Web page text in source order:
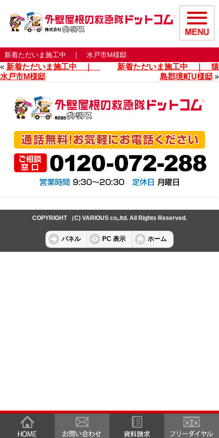
新着ただいま施工中 ｜ 水戸市M様邸
« 新着ただいま施工中 ｜
水戸市M様邸
新着ただいま施工中 ｜ 猿
島郡境町U様邸 »
COPYRIGHT （C) VARIOUS co,.ltd. All Rights Reserved.
パネル PC 表示 ホーム